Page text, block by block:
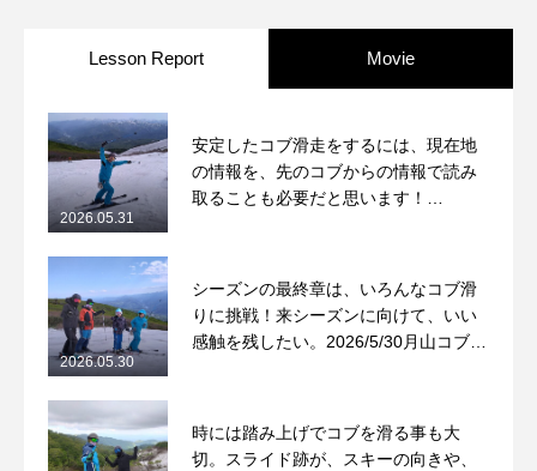
Lesson Report Movie
安定したコブ滑走をするには、現在地
の情報を、先のコブからの情報で読み
取ることも必要だと思います！
2026.05.31
シーズンの最終章は、いろんなコブ滑
りに挑戦！来シーズンに向けて、いい
感触を残したい。2026/5/30月山コブレ
2026.05.30
時には踏み上げでコブを滑る事も大
切。スライド跡が、スキーの向きや、